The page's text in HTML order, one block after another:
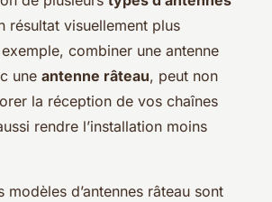
résultat visuellement plus
combiner une antenne
une antenne râteau, peut non
la réception de vos chaînes
rendre l’installation moins
modèles d’antennes râteau sont